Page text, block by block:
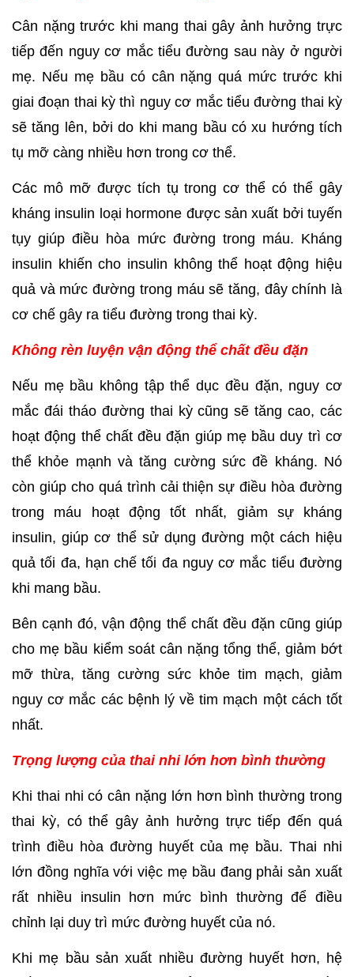
Cân nặng trước khi mang thai gây ảnh hưởng trực
tiếp đến nguy cơ mắc tiểu đường sau này ở người
mẹ. Nếu mẹ bầu có cân nặng quá mức trước khi
giai đoạn thai kỳ thì nguy cơ mắc tiểu đường thai kỳ
sẽ tăng lên, bởi do khi mang bầu có xu hướng tích
tụ mỡ càng nhiều hơn trong cơ thể.
Các mô mỡ được tích tụ trong cơ thể có thể gây
kháng insulin loại hormone được sản xuất bởi tuyến
tụy giúp điều hòa mức đường trong máu. Kháng
insulin khiến cho insulin không thể hoạt động hiệu
quả và mức đường trong máu sẽ tăng, đây chính là
cơ chế gây ra tiểu đường trong thai kỳ.
Không rèn luyện vận động thể chất đều đặn
Nếu mẹ bầu không tập thể dục đều đặn, nguy cơ
mắc đái tháo đường thai kỳ cũng sẽ tăng cao, các
hoạt động thể chất đều đặn giúp mẹ bầu duy trì cơ
thể khỏe mạnh và tăng cường sức đề kháng. Nó
còn giúp cho quá trình cải thiện sự điều hòa đường
trong máu hoạt động tốt nhất, giảm sự kháng
insulin, giúp cơ thể sử dụng đường một cách hiệu
quả tối đa, hạn chế tối đa nguy cơ mắc tiểu đường
khi mang bầu.
Bên cạnh đó, vận động thể chất đều đặn cũng giúp
cho mẹ bầu kiểm soát cân nặng tổng thể, giảm bớt
mỡ thừa, tăng cường sức khỏe tim mạch, giảm
nguy cơ mắc các bệnh lý về tim mạch một cách tốt
nhất.
Trọng lượng của thai nhi lớn hơn bình thường
Khi thai nhi có cân nặng lớn hơn bình thường trong
thai kỳ, có thể gây ảnh hưởng trực tiếp đến quá
trình điều hòa đường huyết của mẹ bầu. Thai nhi
lớn đồng nghĩa với việc mẹ bầu đang phải sản xuất
rất nhiều insulin hơn mức bình thường để điều
chỉnh lại duy trì mức đường huyết của nó.
Khi mẹ bầu sản xuất nhiều đường huyết hơn, hệ